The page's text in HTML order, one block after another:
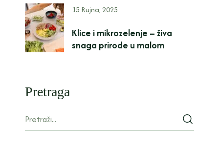
15 Rujna, 2025
Klice i mikrozelenje – živa
snaga prirode u malom
Pretraga